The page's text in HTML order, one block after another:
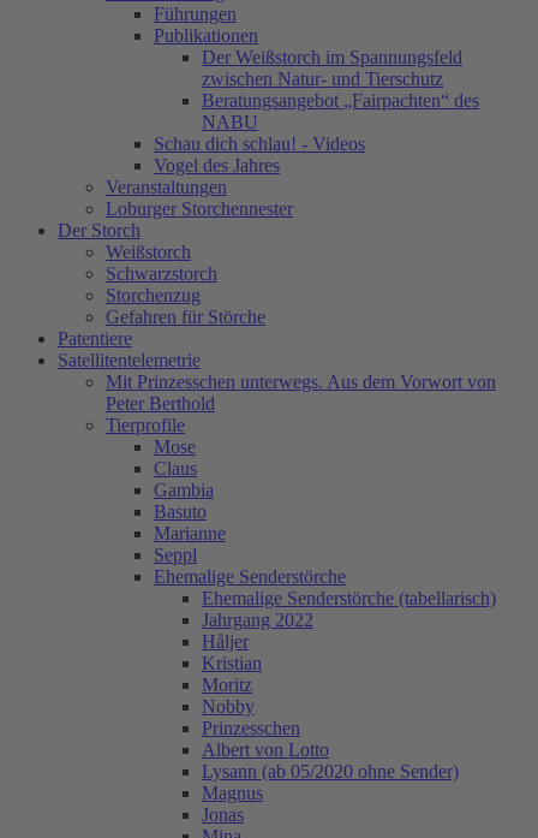
Führungen
Publikationen
Der Weißstorch im Spannungsfeld
zwischen Natur- und Tierschutz
Beratungsangebot „Fairpachten“ des
NABU
Schau dich schlau! - Videos
Vogel des Jahres
Veranstaltungen
Loburger Storchennester
Der Storch
Weißstorch
Schwarzstorch
Storchenzug
Gefahren für Störche
Patentiere
Satellitentelemetrie
Mit Prinzesschen unterwegs. Aus dem Vorwort von
Peter Berthold
Tierprofile
Mose
Claus
Gambia
Basuto
Marianne
Seppl
Ehemalige Senderstörche
Ehemalige Senderstörche (tabellarisch)
Jahrgang 2022
Håljer
Kristian
Moritz
Nobby
Prinzesschen
Albert von Lotto
Lysann (ab 05/2020 ohne Sender)
Magnus
Jonas